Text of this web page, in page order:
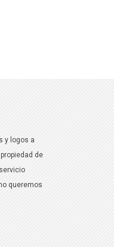
y logos a
de
queremos